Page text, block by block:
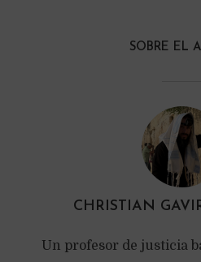
SOBRE EL
CHRISTIAN
Un profesor de justicia